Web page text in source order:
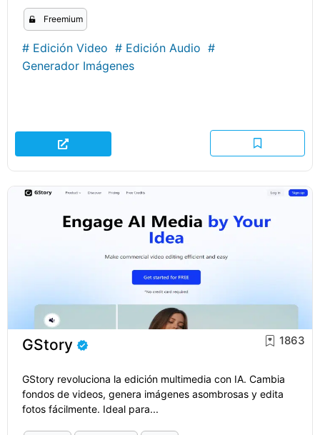
Freemium
# Edición Video # Edición Audio #
Generador Imágenes
GStory 1863
GStory revoluciona la edición multimedia con IA. Cambia
fondos de videos, genera imágenes asombrosas y edita
fotos fácilmente. Ideal para...